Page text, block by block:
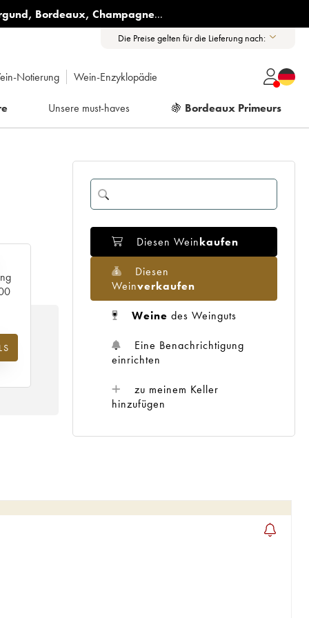
, Bordeaux, Champagne...
Die Preise gelten für die Lieferung nach:
Notierung Wein-Enzyklopädie
Unsere must-haves 🍇 Bordeaux Primeurs
Diesen Weinkaufen
Diesen
Weinverkaufen
Weine des Weinguts
Eine Benachrichtigung
einrichten
zu meinem Keller
hinzufügen